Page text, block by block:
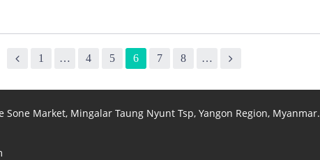
1 … 4 5 6 7 8 …
Sone Market, Mingalar Taung Nyunt Tsp, Yangon Region, Myanmar.